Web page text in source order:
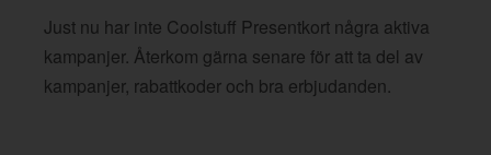
Just nu har inte Coolstuff Presentkort några aktiva
kampanjer. Återkom gärna senare för att ta del av
kampanjer, rabattkoder och bra erbjudanden.